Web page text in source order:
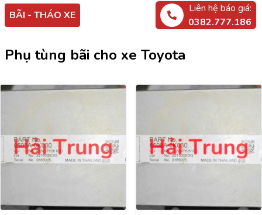
BÃI - THÁO XE
Liên hệ báo giá:
0382.777.186
Phụ tùng bãi cho xe Toyota